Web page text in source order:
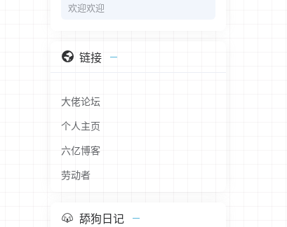
欢迎欢迎
链接
大佬论坛
个人主页
六亿博客
劳动者
舔狗日记